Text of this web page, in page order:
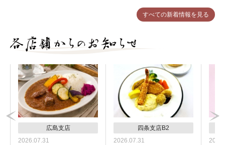
すべての新着情報を見る
広島支店
2026.07.31
四条支店B2
2026.07.31